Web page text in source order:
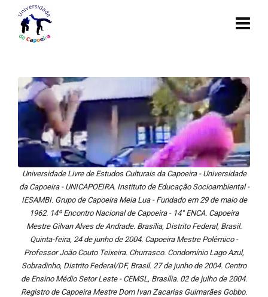
Universidade Livre de Estudos Culturais da Capoeira - Universidade
da Capoeira - UNICAPOEIRA. Instituto de Educação Socioambiental -
IESAMBI. Grupo de Capoeira Meia Lua - Fundado em 29 de maio de
1962. 14º Encontro Nacional de Capoeira - 14° ENCA. Capoeira
Mestre Gilvan Alves de Andrade. Brasília, Distrito Federal, Brasil.
Quinta-feira, 24 de junho de 2004. Capoeira Mestre Polêmico -
Professor João Couto Teixeira. Churrasco. Condomínio Lago Azul,
Sobradinho, Distrito Federal/DF, Brasil. 27 de junho de 2004. Centro
de Ensino Médio Setor Leste - CEMSL, Brasília. 02 de julho de 2004.
Registro de Capoeira Mestre Dom Ivan Zacarias Guimarães Gobbo.